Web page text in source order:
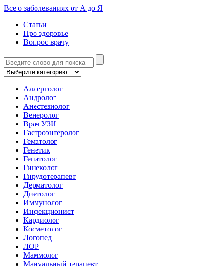
Все о заболеваниях от А до Я
Статьи
Про здоровье
Вопрос врачу
Аллерголог
Андролог
Анестезиолог
Венеролог
Врач УЗИ
Гастроэнтеролог
Гематолог
Генетик
Гепатолог
Гинеколог
Гирудотерапевт
Дерматолог
Диетолог
Иммунолог
Инфекционист
Кардиолог
Косметолог
Логопед
ЛОР
Маммолог
Мануальный терапевт